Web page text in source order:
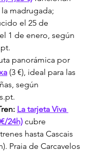
la madrugada;
el 25 de
1 de enero, según
panorámica por
(3 €), ideal para las
según
La tarjeta Viva
24h) cubre
hasta Cascais
Praia de Carcavelos